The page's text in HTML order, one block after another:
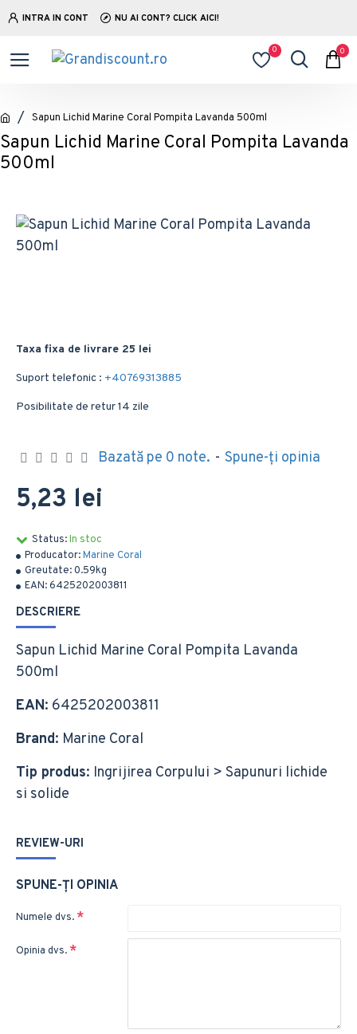
INTRA IN CONT NU AI CONT? CLICK AICI!
0 0
Sapun Lichid Marine Coral Pompita Lavanda 500ml
Sapun Lichid Marine Coral Pompita Lavanda
500ml
Taxa fixa de livrare 25 lei
Suport telefonic : +40769313885
Posibilitate de retur 14 zile
Status:In stoc
Producator:Marine Coral
Greutate:0.59kg
EAN:6425202003811
Bazată pe 0 note. - Spune-ţi opinia
5,23 lei
DESCRIERE
Sapun Lichid Marine Coral Pompita Lavanda
500ml
EAN: 6425202003811
Brand: Marine Coral
Tip produs: Ingrijirea Corpului > Sapunuri lichide
si solide
REVIEW-URI
SPUNE-ŢI OPINIA
Numele dvs.
Opinia dvs.